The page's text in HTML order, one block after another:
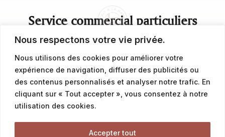
Nous respectons votre vie privée.
Nous utilisons des cookies pour améliorer votre
expérience de navigation, diffuser des publicités ou
des contenus personnalisés et analyser notre trafic. En
cliquant sur « Tout accepter », vous consentez à notre
utilisation des cookies.
Accepter tout
Service commercial particuliers
contact@latalemelerie.com
04 76 43 20 09
Service commercial professionnels